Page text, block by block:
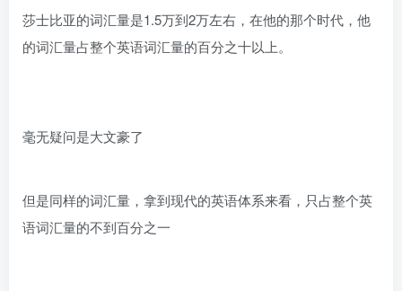
莎士比亚的词汇量是1.5万到2万左右，在他的那个时代，他
的词汇量占整个英语词汇量的百分之十以上。
毫无疑问是大文豪了
但是同样的词汇量，拿到现代的英语体系来看，只占整个英
语词汇量的不到百分之一